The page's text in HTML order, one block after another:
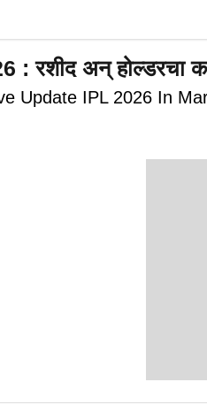
अन् होल्डरचा
IPL 2026 In